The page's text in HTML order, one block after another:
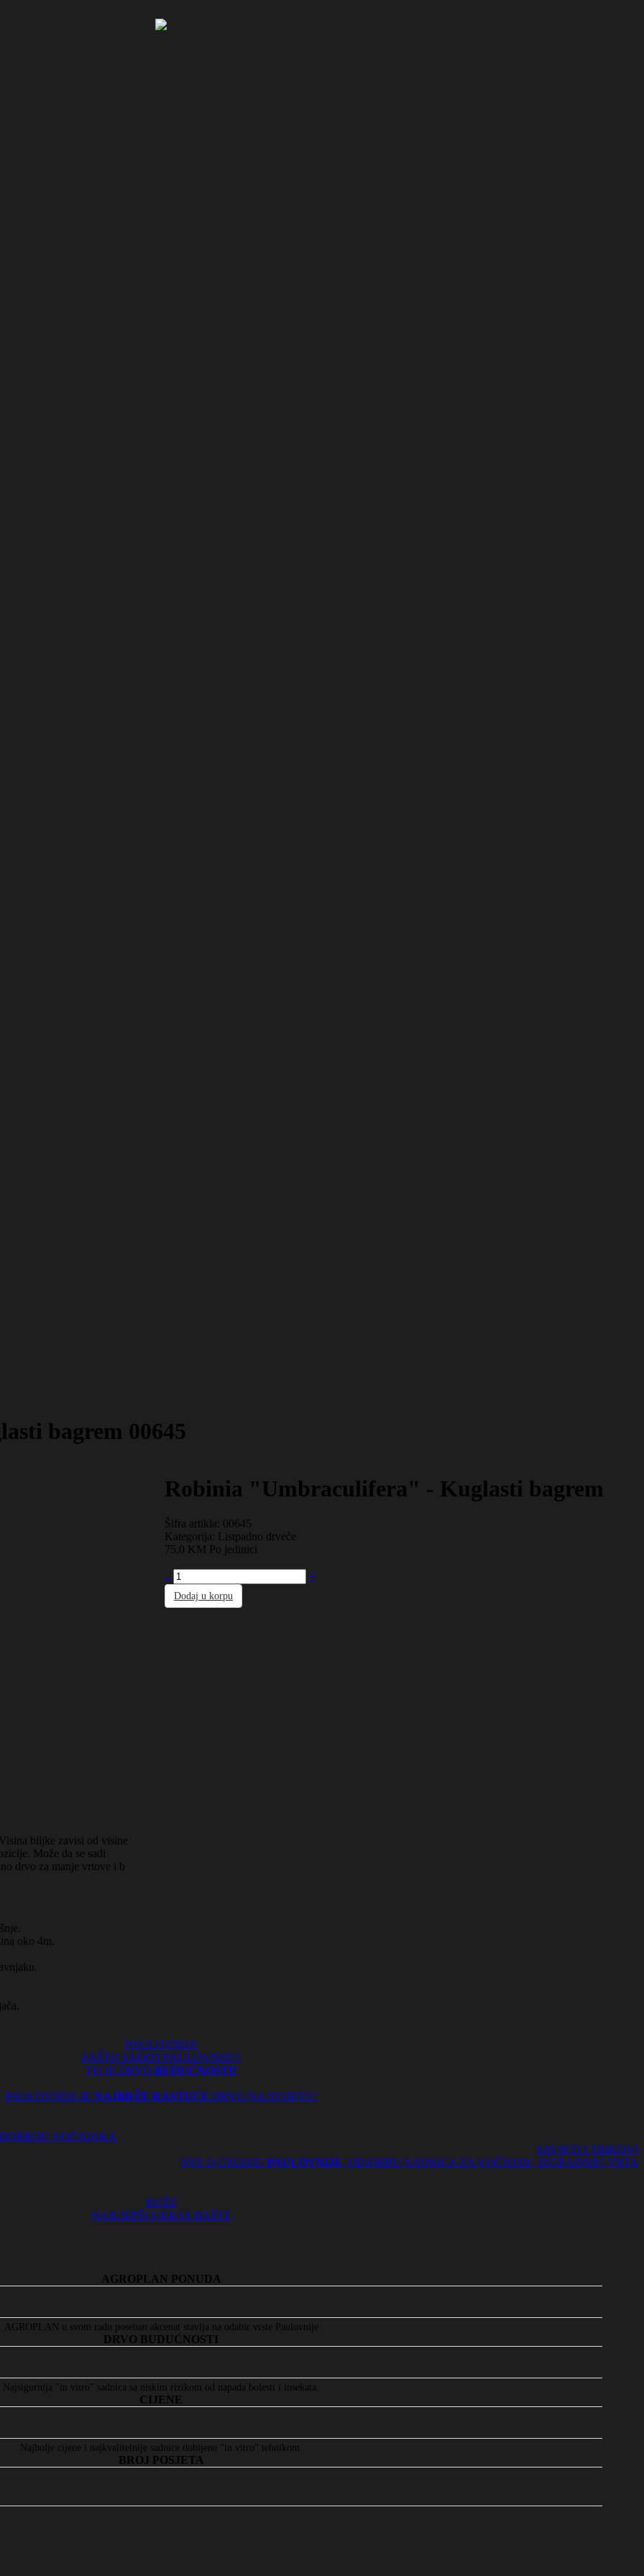
bagrem 00645
biljke zavisi od visine
Može da se sadi
drvo za manje vrtove i b
Robinia "Umbraculifera" - Kuglasti bagrem
Šifra artikla: 00645
Kategorija:
Listpadno drveće
75,0 KM
Po jedinici
– +
Dodaj u korpu
oko 4m.
PAULOVNIJA
ZAŠTO SADITI PAULOVNIJU?
TO JE DRVO BUDUĆNOSTI!
PAULOVNIJA JE NAJBRŽE RASTUĆE DRVO NA SVIJETU!
VOĆNJAKA
SAVJETI I TRIKOVI
SVE O UZGOJU PAULOVNIJE, ODABIRU SADNICA ZA VOĆNJAK, IZGRADNJU VRTA
RUŽE
NAJLJEPŠI UKRAS BAŠTE
AGROPLAN PONUDA
AGROPLAN u svom radu poseban akcenat stavlja na odabir vrste Paulovnije
DRVO BUDUĆNOSTI
Najsigurnija "in vitro" sadnica sa niskim rizikom od napada bolesti i insekata.
CIJENE
Najbolje cijene i najkvalitetnije sadnice dobijene "in vitro" tehnikom.
BROJ POSJETA